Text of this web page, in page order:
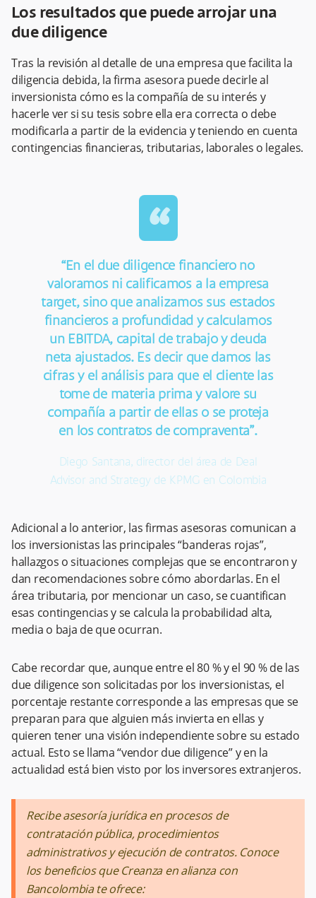
Los resultados que puede arrojar una
due diligence
Tras la revisión al detalle de una empresa que facilita la
diligencia debida, la firma asesora puede decirle al
inversionista cómo es la compañía de su interés y
hacerle ver si su tesis sobre ella era correcta o debe
modificarla a partir de la evidencia y teniendo en cuenta
contingencias financieras, tributarias, laborales o legales.
“
“En el due diligence financiero no
valoramos ni calificamos a la empresa
target, sino que analizamos sus estados
financieros a profundidad y calculamos
un EBITDA, capital de trabajo y deuda
neta ajustados. Es decir que damos las
cifras y el análisis para que el cliente las
tome de materia prima y valore su
compañía a partir de ellas o se proteja
en los contratos de compraventa”.
Diego Santana, director del área de Deal
Advisor and Strategy de KPMG en Colombia
Adicional a lo anterior, las firmas asesoras comunican a
los inversionistas las principales “banderas rojas”,
hallazgos o situaciones complejas que se encontraron y
dan recomendaciones sobre cómo abordarlas. En el
área tributaria, por mencionar un caso, se cuantifican
esas contingencias y se calcula la probabilidad alta,
media o baja de que ocurran.
Cabe recordar que, aunque entre el 80 % y el 90 % de las
due diligence son solicitadas por los inversionistas, el
porcentaje restante corresponde a las empresas que se
preparan para que alguien más invierta en ellas y
quieren tener una visión independiente sobre su estado
actual. Esto se llama “vendor due diligence” y en la
actualidad está bien visto por los inversores extranjeros.
Recibe asesoría jurídica en procesos de
contratación pública, procedimientos
administrativos y ejecución de contratos. Conoce
los beneficios que Creanza en alianza con
Bancolombia te ofrece: